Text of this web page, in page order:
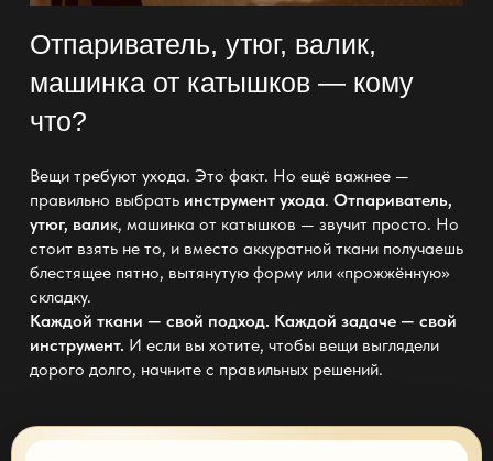
Отпариватель, утюг, валик,
машинка от катышков — кому
что?
Вещи требуют ухода. Это факт. Но ещё важнее —
правильно выбрать инструмент ухода. Отпариватель,
утюг, валик, машинка от катышков — звучит просто. Но
стоит взять не то, и вместо аккуратной ткани получаешь
блестящее пятно, вытянутую форму или «прожжённую»
складку.
Каждой ткани — свой подход. Каждой задаче — свой
инструмент. И если вы хотите, чтобы вещи выглядели
дорого долго, начните с правильных решений.